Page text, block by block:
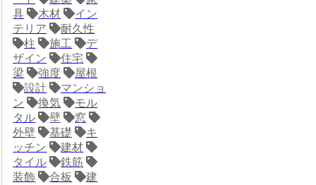
具
木材
イン
テリア
耐久性
柱
施工
デ
ザイン
住宅
梁
強度
屋根
設計
マンショ
ン
換気
モル
タル
壁
窓
外壁
基礎
キ
ッチン
建材
タイル
鉄筋
装飾
合板
建